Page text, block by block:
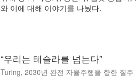
와 이에 대해 이야기를 나눴다.
“우리는 테슬라를 넘는다”
Turing, 2030년 완전 자율주행을 향한 질주